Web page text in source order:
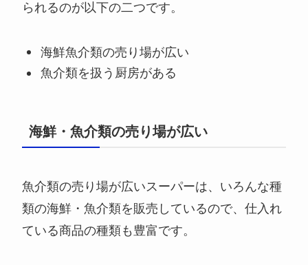
られるのが以下の二つです。
海鮮魚介類の売り場が広い
魚介類を扱う厨房がある
海鮮・魚介類の売り場が広い
魚介類の売り場が広いスーパーは、いろんな種
類の海鮮・魚介類を販売しているので、仕入れ
ている商品の種類も豊富です。